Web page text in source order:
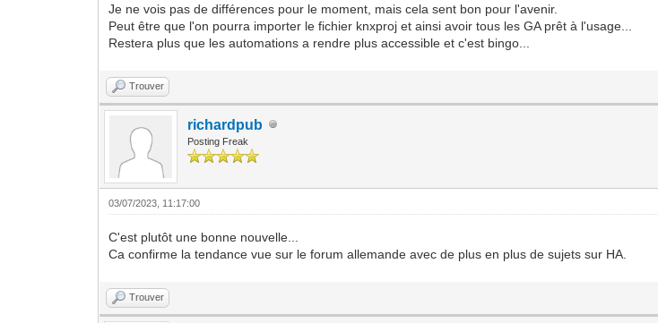
Je ne vois pas de différences pour le moment, mais cela sent bon pour l'avenir.
Peut être que l'on pourra importer le fichier knxproj et ainsi avoir tous les GA prêt à l'usage...
Restera plus que les automations a rendre plus accessible et c'est bingo...
Trouver
richardpub
Posting Freak
03/07/2023, 11:17:00
C'est plutôt une bonne nouvelle...
Ca confirme la tendance vue sur le forum allemande avec de plus en plus de sujets sur HA.
Trouver